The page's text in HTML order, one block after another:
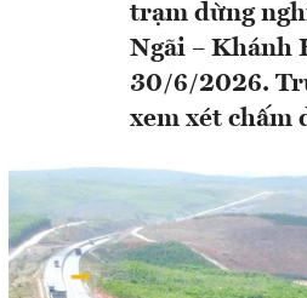
trạm dừng
Ngãi – Khánh
30/6/2026.
xem xét chấm